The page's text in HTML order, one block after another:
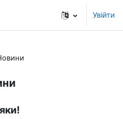
Увійти